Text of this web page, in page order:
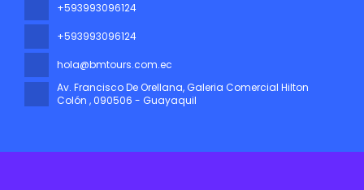
+593993096124
+593993096124
hola@bmtours.com.ec
Av. Francisco De Orellana, Galeria Comercial Hilton
Colón , 090506 - Guayaquil